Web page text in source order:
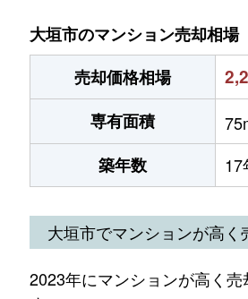
大垣市のマンション売却相場
売却価格相場
専有面積
築年数 17
大垣市でマンションが高く
2023年にマンションが高く